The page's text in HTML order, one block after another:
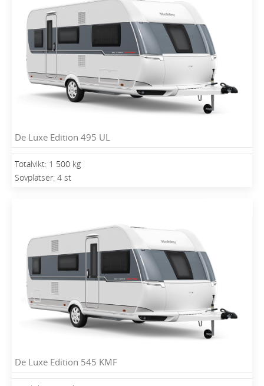
De Luxe Edition 495 UL
Totalvikt: 1 500 kg
Sovplatser: 4 st
De Luxe Edition 545 KMF